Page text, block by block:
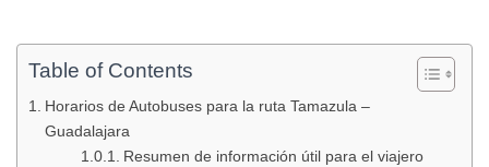
Table of Contents
Horarios de Autobuses para la ruta Tamazula –
Guadalajara
Resumen de información útil para el viajero